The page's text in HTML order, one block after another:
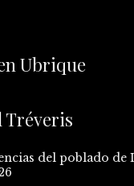
Ubrique
del poblado de